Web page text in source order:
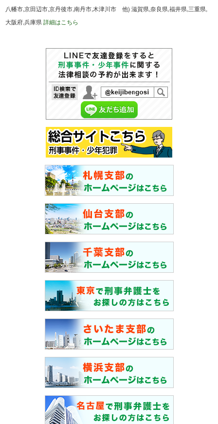
八幡市,京田辺市,京丹後市,南丹市,木津川市 他) 滋賀県,奈良県,福井県,三重県,
大阪府,兵庫県詳細はこちら